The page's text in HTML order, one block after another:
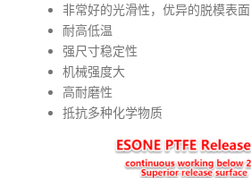
非常好的光滑性，优异的脱模表面
耐高低温
强尺寸稳定性
机械强度大
高耐磨性
抵抗多种化学物质